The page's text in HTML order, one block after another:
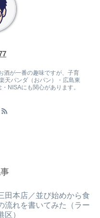
酒が一番の趣味ですが、子育
天パンダ（おパン）・広島東
NISAにも関心があります。
田本店／並び始めから食
流れを書いてみた（ラー
区）